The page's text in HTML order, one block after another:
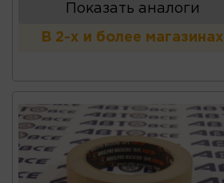
Показать аналоги
В 2-х и более магазинах